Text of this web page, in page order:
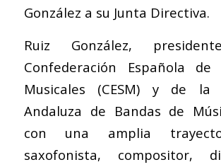
González a su Junta Directiva.
Ruiz González,
Confederación Española de
Musicales (CESM) y de la
Andaluza de Bandas de
con una amplia
saxofonista, compositor,